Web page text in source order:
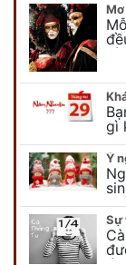
gì
Ý
lễ
Sự